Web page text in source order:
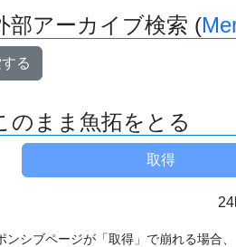
部アーカイブ検索 (
る
のまま魚拓をとる
ンシブページが「取得」で崩れる場合